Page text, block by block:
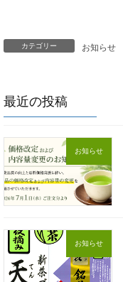
カテゴリー お知らせ
最近の投稿
お知らせ
お知らせ